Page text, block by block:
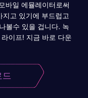
바일 에뮬레이터로써
고 있기에 부드럽고
볼수 있을 겁니다. 녹
이프! 지금 바로 다운